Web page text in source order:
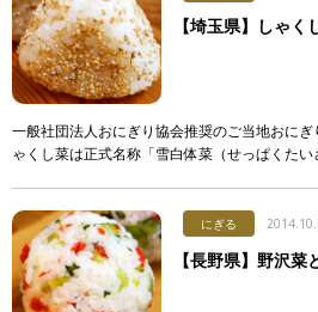
【埼玉県】しゃく
一般社団法人おにぎり協会推奨のご当地おに
ゃくし菜は正式名称「雪白体菜（せっぱくた
にぎる
【長野県】野沢菜